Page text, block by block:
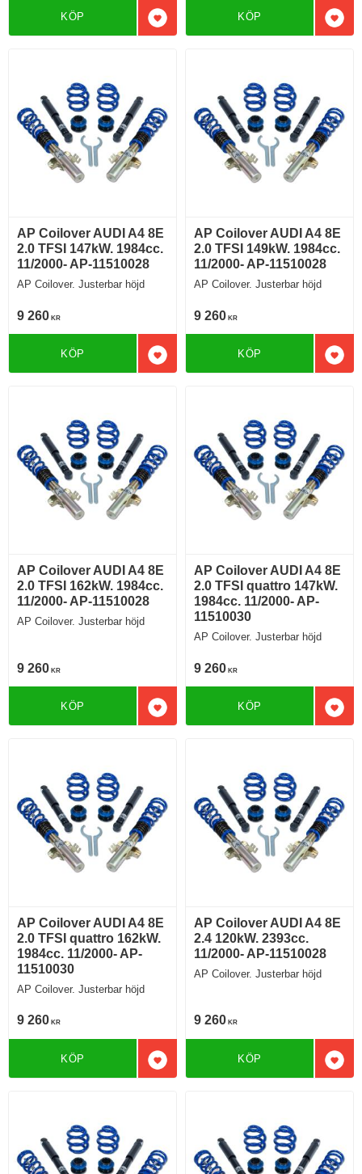
Lägg till i favoriter
KÖP KÖP
AP Coilover AUDI A4 8E
2.0 TFSI 147kW. 1984cc.
11/2000- AP-11510028
AP Coilover. Justerbar höjd
9 260 KR
Lägg till i favoriter
KÖP
AP Coilover AUDI A4 8E
2.0 TFSI 149kW. 1984cc.
11/2000- AP-11510028
AP Coilover. Justerbar höjd
9 260 KR
KÖP
AP Coilover AUDI A4 8E
2.0 TFSI 162kW. 1984cc.
11/2000- AP-11510028
AP Coilover. Justerbar höjd
9 260 KR
Lägg till i favoriter
KÖP
AP Coilover AUDI A4 8E
2.0 TFSI quattro 147kW.
1984cc. 11/2000- AP-
11510030
AP Coilover. Justerbar höjd
9 260 KR
KÖP
AP Coilover AUDI A4 8E
2.0 TFSI quattro 162kW.
1984cc. 11/2000- AP-
11510030
AP Coilover. Justerbar höjd
9 260 KR
Lägg till i favoriter
KÖP
AP Coilover AUDI A4 8E
2.4 120kW. 2393cc.
11/2000- AP-11510028
AP Coilover. Justerbar höjd
9 260 KR
KÖP